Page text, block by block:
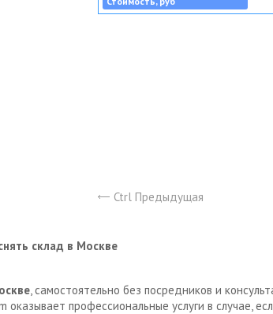
Ctrl Предыдущая
склад в Москве
, самостоятельно без посредников и
оказывает профессиональные услуги в случае,